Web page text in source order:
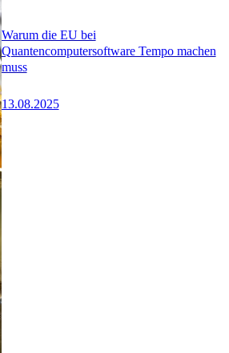
Warum die EU bei
Quantencomputersoftware Tempo machen
muss
13.08.2025